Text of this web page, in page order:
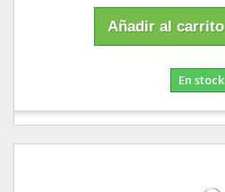
Añadir al carrito
En stock